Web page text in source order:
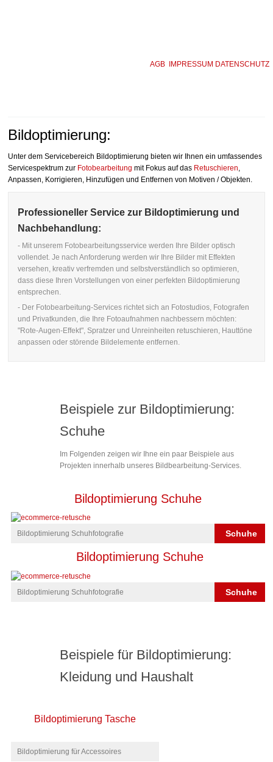
AGB IMPRESSUM DATENSCHUTZ
Bildoptimierung:
Unter dem Servicebereich Bildoptimierung bieten wir Ihnen ein umfassendes
Servicespektrum zur Fotobearbeitung mit Fokus auf das Retuschieren,
Anpassen, Korrigieren, Hinzufügen und Entfernen von Motiven / Objekten.
Professioneller Service zur Bildoptimierung und
Nachbehandlung:
- Mit unserem Fotobearbeitungsservice werden Ihre Bilder optisch
vollendet. Je nach Anforderung werden wir Ihre Bilder mit Effekten
versehen, kreativ verfremden und selbstverständlich so optimieren,
dass diese Ihren Vorstellungen von einer perfekten Bildoptimierung
entsprechen.
- Der Fotobearbeitung-Services richtet sich an Fotostudios, Fotografen
und Privatkunden, die Ihre Fotoaufnahmen nachbessern möchten:
"Rote-Augen-Effekt", Spratzer und Unreinheiten retuschieren, Hauttöne
anpassen oder störende Bildelemente entfernen.
Beispiele zur Bildoptimierung:
Schuhe
Im Folgenden zeigen wir Ihne ein paar Beispiele aus
Projekten innerhalb unseres Bildbearbeitung-Services.
Bildoptimierung Schuhe
Schuhe
Bildoptimierung Schuhfotografie
Bildoptimierung Schuhe
Schuhe
Bildoptimierung Schuhfotografie
Beispiele für Bildoptimierung:
Kleidung und Haushalt
Bildoptimierung Tasche
Bildoptimierung für Accessoires